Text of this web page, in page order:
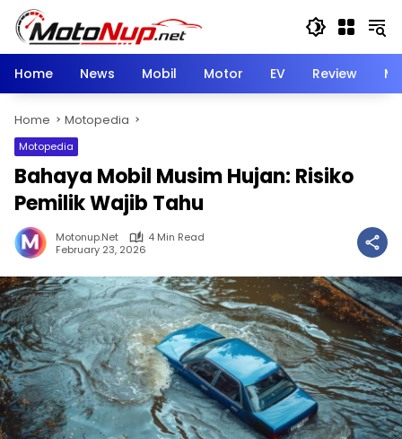
Skip
content
Home
News Mobil Motor EV Review
Home Motopedia
Motopedia
Bahaya Mobil Musim Hujan: Risiko
Pemilik Wajib Tahu
Motonup.net
4 Min Read
February 23, 2026